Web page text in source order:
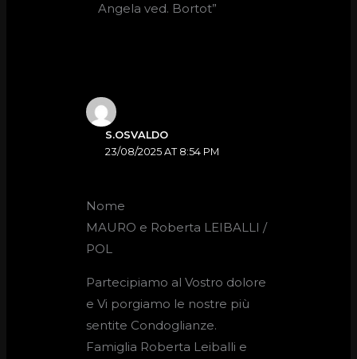
Angela ved. Bortot”
S.OSVALDO
23/08/2025 AT 8:54 PM
Nome
MAURO e Roberta LEIBALLI /
POL
Partecipiamo al Vostro dolore
e Vi porgiamo le nostre più
sentite Condoglianze.
Famiglia Roberta Leiballi e